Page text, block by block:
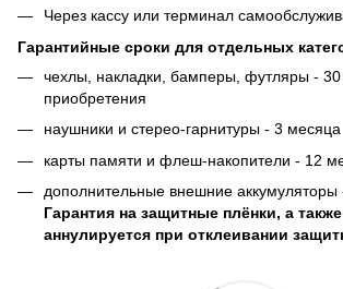
Через кассу или терминал
Гарантийные сроки для отдельных
чехлы, накладки, бамперы, футляры -
приобретения
наушники и стерео-гарнитуры - 3 месяца
карты памяти и флеш-накопители - 12
дополнительные внешние
Гарантия на защитные плёнки, а
аннулируется при отклеивании